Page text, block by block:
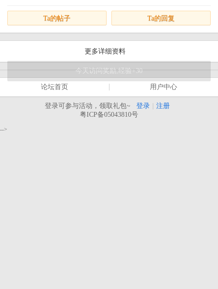
Ta的帖子 Ta的回复
更多详细资料
论坛首页 用户中心
登录可参与活动，领取礼包~ 登录
注册
粤ICP备05043810号
今天访问奖励,经验+30
-->